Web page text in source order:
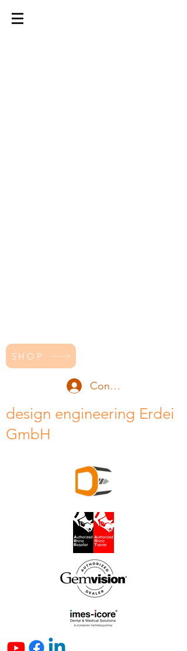
SHOP
Conectează-te
design engineering Erdei
GmbH